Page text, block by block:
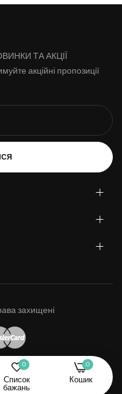
ТА АКЦІЇ
акційні пропозиції
захищені
0
Список
бажань
0
Кошик